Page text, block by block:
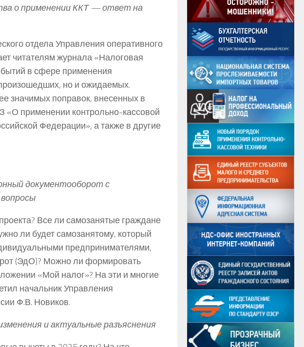
о применении ККТ — ответ на
отдела Управления оперативного
читателям журнала «Налоговая
в сфере применения
но и ожидаемых.
значимых поправок, внесенных в
применении контрольно-кассовой
Федерации», а также в другие
документооборот с
Все ли самозанятые граждане
ли будет самозанятому, который
предпринимателями,
(ЭдО)? Можно ли формировать
«Мой налог»? На эти и многие
начальник Управления
Ф.В. Новиков.
и актуальные разъяснения